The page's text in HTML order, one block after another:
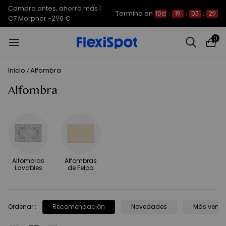
Compra antes, ahorra más |
C7 Morpher -290 €
Termina en 10d : 19 : 03 : 29
0
Inicio /Alfombra
Alfombra
Alfombras
Lavables
Alfombras
de Felpa
Ordenar : Recomendación Novedades Más